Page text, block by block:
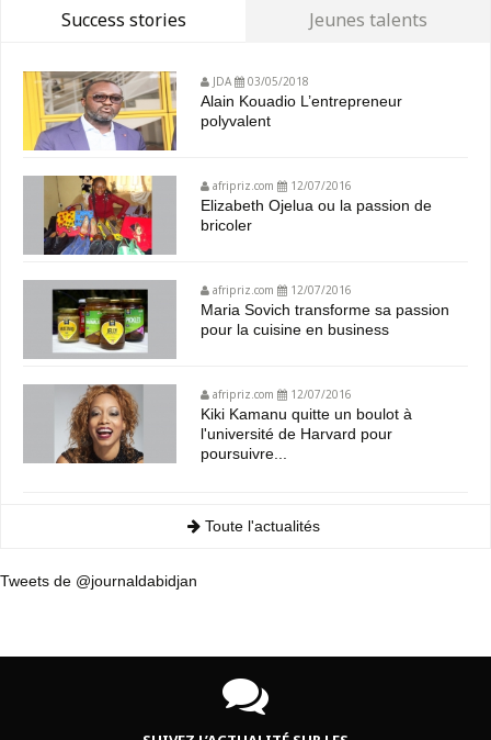
Success stories Jeunes talents
JDA 03/05/2018
Alain Kouadio L’entrepreneur
polyvalent
afripriz.com 12/07/2016
Elizabeth Ojelua ou la passion de
bricoler
afripriz.com 12/07/2016
Maria Sovich transforme sa passion
pour la cuisine en business
afripriz.com 12/07/2016
Kiki Kamanu quitte un boulot à
l'université de Harvard pour
poursuivre...
Toute l'actualités
Tweets de @journaldabidjan